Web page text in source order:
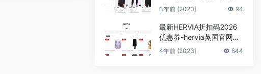
官网精选服饰低至5折+额
3年前 (2023) 94
最新HERVIA折扣码2026
优惠券-hervia英国官网低
至3折+额外85折促销
4年前 (2023) 844